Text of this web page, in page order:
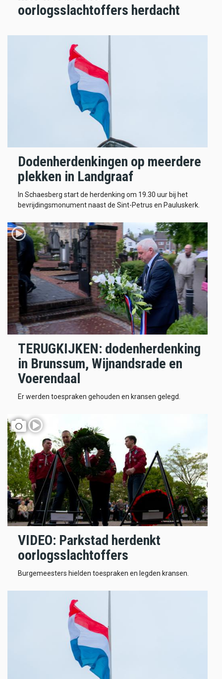
oorlogsslachtoffers herdacht
Dodenherdenkingen op meerdere
plekken in Landgraaf
In Schaesberg start de herdenking om 19.30 uur bij het
bevrijdingsmonument naast de Sint-Petrus en Pauluskerk.
TERUGKIJKEN: dodenherdenking
in Brunssum, Wijnandsrade en
Voerendaal
Er werden toespraken gehouden en kransen gelegd.
VIDEO: Parkstad herdenkt
oorlogsslachtoffers
Burgemeesters hielden toespraken en legden kransen.